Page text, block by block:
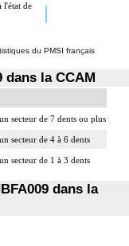
l'état de
du PMSI français
la CCAM
secteur de 7 dents ou plus
secteur de 4 à 6 dents
secteur de 1 à 3 dents
dans la